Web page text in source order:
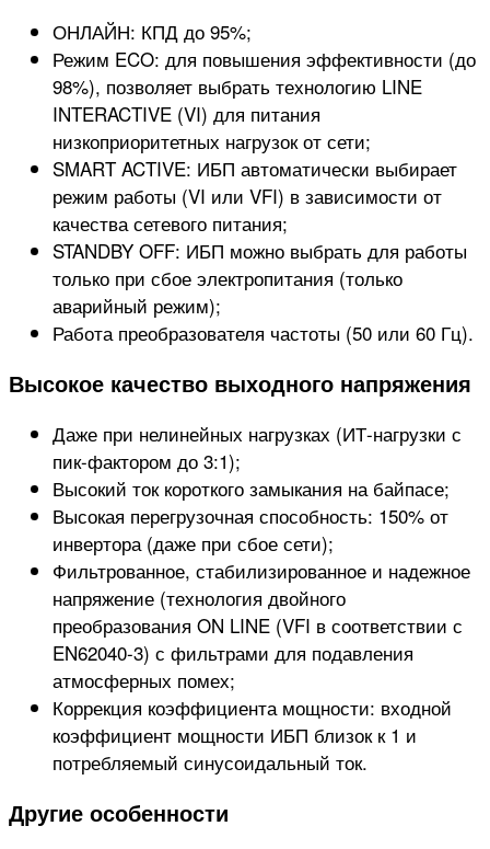
ОНЛАЙН: КПД до 95%;
Режим ECO: для повышения эффективности (до
98%), позволяет выбрать технологию LINE
INTERACTIVE (VI) для питания
низкоприоритетных нагрузок от сети;
SMART ACTIVE: ИБП автоматически выбирает
режим работы (VI или VFI) в зависимости от
качества сетевого питания;
STANDBY OFF: ИБП можно выбрать для работы
только при сбое электропитания (только
аварийный режим);
Работа преобразователя частоты (50 или 60 Гц).
Высокое качество выходного напряжения
Даже при нелинейных нагрузках (ИТ-нагрузки с
пик-фактором до 3:1);
Высокий ток короткого замыкания на байпасе;
Высокая перегрузочная способность: 150% от
инвертора (даже при сбое сети);
Фильтрованное, стабилизированное и надежное
напряжение (технология двойного
преобразования ON LINE (VFI в соответствии с
EN62040-3) с фильтрами для подавления
атмосферных помех;
Коррекция коэффициента мощности: входной
коэффициент мощности ИБП близок к 1 и
потребляемый синусоидальный ток.
Другие особенности